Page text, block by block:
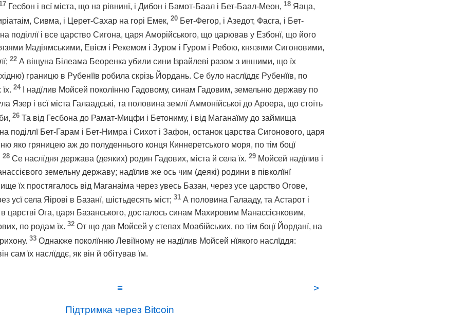
Гесбон і всї міста, що на рівнинї, і Дибон і Бамот-Баал і Бет-Баал-Меон, 18 Яаца,
Сивма, і Церет-Сахар на горі Емек, 20 Бет-Фегор, і Азедот, Фасга, і Бет-
на поділлї і все царство Сигона, царя Аморійського, що царював у Езбонї, що його
Мадіямськими, Евієм і Рекемом і Зуром і Гуром і Ребою, князями Сигоновими,
22 А віщуна Білеама Беоренка убили сини Ізрайлеві разом з иншими, що їх
границю в Рубенїїв робила скрізь Йордань. Се було наслїддє Рубенїїв, по
24
І надїлив Мойсей поколїнню Гадовому, синам Гадовим, земельню державу по
Язер і всї міста Галаадські, та половина землї Аммонїйської до Ароера, що стоїть
26 Та від Гесбона до Рамат-Мицфи і Бетониму, і від Маганаїму до займища
поділлї Бет-Гарам і Бет-Нимра і Сихот і Зафон, останок царства Сигонового, царя
яко гряницею аж до полуденнього конця Киннеретського моря, по тім боцї
28 Се наслїдня держава (деяких) родин Гадових, міста й села їх. 29 Мойсей надїлив і
земельну державу; надїлив же ось чим (деякі) родини в півколїнї
їх простягалось від Маганаіма через увесь Базан, через усе царство Огове,
усї села Яірові в Базанї, шістьдесять міст; 31 А половина Галааду, та Астарот і
царстві Ога, царя Базанського, досталось синам Махировим Манассієнковим,
по родам їх. 32 От що дав Мойсей у степах Моабійських, по тім боцї Йорданї, на
33 Однакже поколїнню Левіїному не надїлив Мойсей нїякого наслїддя:
сам їх наслїддє, як він й обітував їм.
≡
>
Підтримка через Bitcoin